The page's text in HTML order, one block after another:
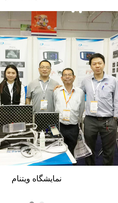
نمایشگاه داخلی
نمایشگاه ویتنام
نمایش دبی